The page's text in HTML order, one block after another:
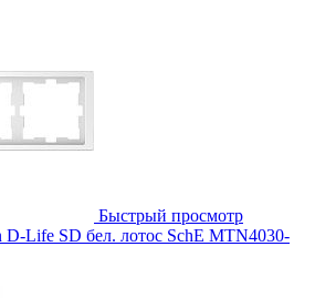
Быстрый просмотр
D-Life SD бел. лотос SchE MTN4030-